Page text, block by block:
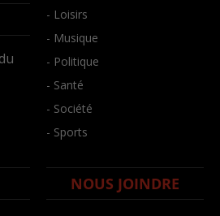
- Loisirs
- Musique
- Politique
- Santé
- Société
- Sports
NOUS JOINDRE